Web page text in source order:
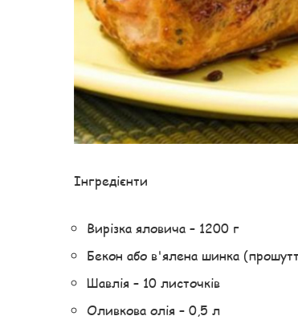
Інгредієнти
Вирізка яловича – 1200 г
Бекон або в'ялена шинка
Шавлія – ​​10 листочків
Оливкова олія – ​​0,5 л